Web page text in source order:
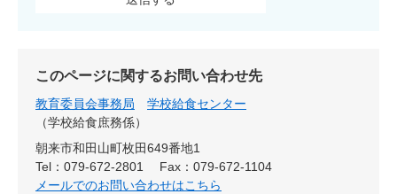
このページに関するお問い合わせ先
教育委員会事務局
学校給食センター
学校給食庶務係
朝来市和田山町枚田649番地1
Tel：079-672-2801
Fax：079-672-1104
メールでのお問い合わせはこちら